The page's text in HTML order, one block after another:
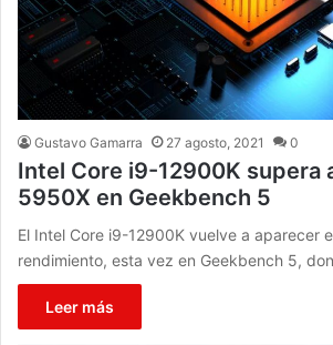
Gustavo Gamarra 27 agosto, 2021 0
Intel Core i9-12900K supera
5950X en Geekbench 5
El Intel Core i9-12900K vuelve a aparecer
rendimiento, esta vez en Geekbench 5,
Leer más